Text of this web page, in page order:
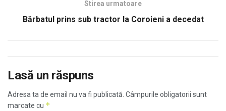
Stirea urmatoare
Bărbatul prins sub tractor la Coroieni a decedat
Lasă un răspuns
Adresa ta de email nu va fi publicată. Câmpurile obligatorii sunt
marcate cu *